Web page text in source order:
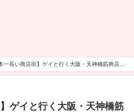
一長い商店街】ゲイと行く大阪・天神橋筋商店街
ゲイと行く大阪・天神橋筋